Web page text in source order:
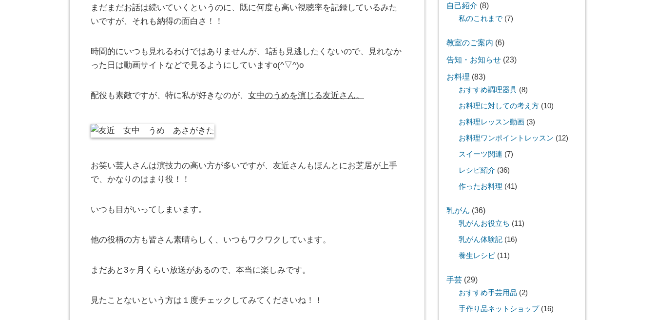
まだまだお話は続いていくというのに、既に何度も高い視聴率を記録しているみた
いですが、それも納得の面白さ！！
時間的にいつも見れるわけではありませんが、1話も見逃したくないので、見れなか
った日は動画サイトなどで見るようにしていますo(^▽^)o
配役も素敵ですが、特に私が好きなのが、 女中のうめを演じる友近さん。
お笑い芸人さんは演技力の高い方が多いですが、友近さんもほんとにお芝居が上手
で、かなりのはまり役！！
いつも目がいってしまいます。
他の役柄の方も皆さん素晴らしく、いつもワクワクしています。
まだあと3ヶ月くらい放送があるので、本当に楽しみです。
見たことないという方は１度チェックしてみてくださいね！！
自己紹介 (8)
私のこれまで (7)
教室のご案内 (6)
告知・お知らせ (23)
お料理 (83)
おすすめ調理器具 (8)
お料理に対しての考え方 (10)
お料理レッスン動画 (3)
お料理ワンポイントレッスン (12)
スイーツ関連 (7)
レシピ紹介 (36)
作ったお料理 (41)
乳がん (36)
乳がんお役立ち (11)
乳がん体験記 (16)
養生レシピ (11)
手芸 (29)
おすすめ手芸用品 (2)
手作り品ネットショップ(16)